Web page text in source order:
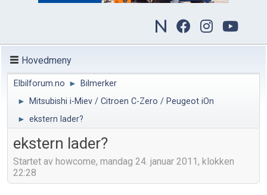
Hovedmeny
Elbilforum.no ►
Bilmerker
►
Mitsubishi i-Miev / Citroen C-Zero / Peugeot iOn
► ekstern lader?
ekstern lader?
Startet av howcome, mandag 24. januar 2011, klokken
22:28